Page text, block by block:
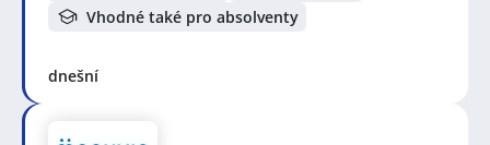
Vhodné také pro absolventy
dnešní